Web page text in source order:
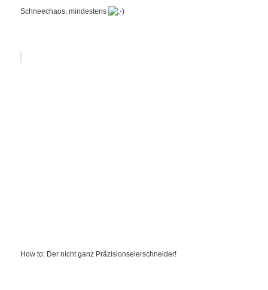
Schneechaos, mindestens
How to: Der nicht ganz Präzisionseierschneider!